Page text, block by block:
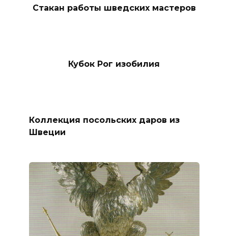
Стакан работы шведских мастеров
Кубок Рог изобилия
Коллекция посольских даров из
Швеции